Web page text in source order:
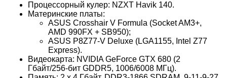
Процессорный кулер: NZXT Havik 140.
Материнские платы:
ASUS Crosshair V Formula (Socket AM3+,
AMD 990FX + SB950);
ASUS P8Z77-V Deluxe (LGA1155, Intel Z77
Express).
Видеокарта: NVIDIA GeForce GTX 680 (2
Гбайт/256-бит GDDR5, 1006/6008 МГц).